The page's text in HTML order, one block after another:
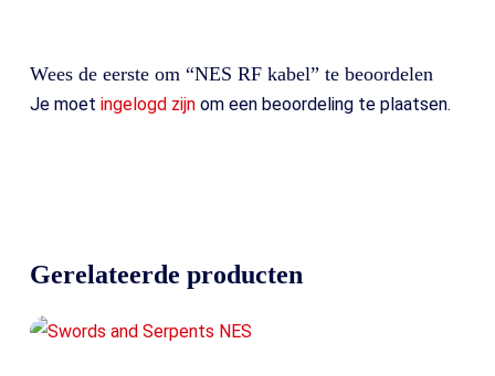
Wees de eerste om “NES RF kabel” te beoordelen
Je moet ingelogd zijnom een beoordeling te plaatsen.
Gerelateerde producten